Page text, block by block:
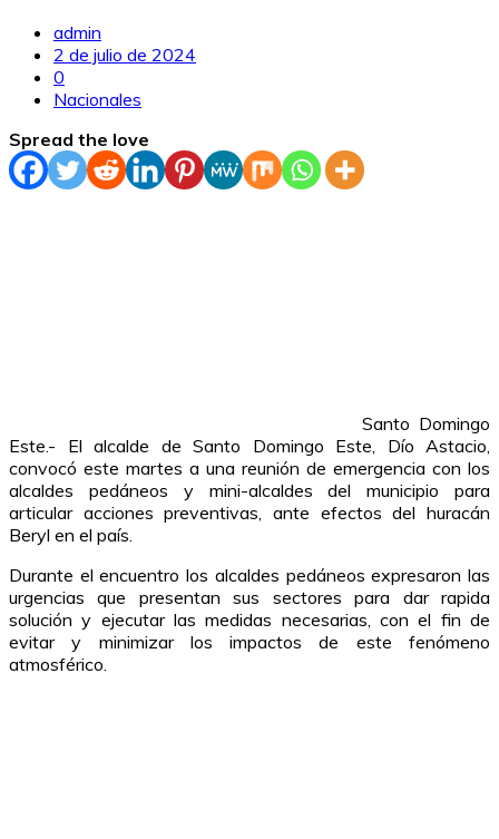
admin
2 de julio de 2024
0
Nacionales
Spread the love
Santo Domingo
Este.- El alcalde de Santo Domingo Este, Dío Astacio,
convocó este martes a una reunión de emergencia con los
alcaldes pedáneos y mini-alcaldes del municipio para
articular acciones preventivas, ante efectos del huracán
Beryl en el país.
Durante el encuentro los alcaldes pedáneos expresaron las
urgencias que presentan sus sectores para dar rapida
solución y ejecutar las medidas necesarias, con el fin de
evitar y minimizar los impactos de este fenómeno
atmosférico.